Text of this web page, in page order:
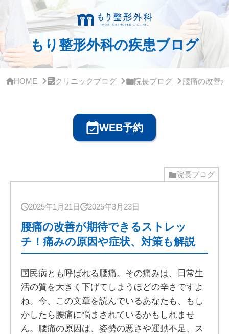
バ
ー・
ク
リ
ニ
もり整形外科の疾患ブログ
HOME クリニックブログ 院長ブログ 腰痛の改善
WEB予約
院長ブログ
2025年1月21日 2025年3月23日
腰痛の改善が期待できるストレッ
チ！痛みの原因や症状、対策も解説
国民病とも呼ばれる腰痛。その痛みは、日常生
活の質を大きく下げてしまうほどの辛さですよ
ね。今、この文章を読んでいるあなたも、もし
かしたら腰痛に悩まされているかもしれませ
ん。腰痛の原因は、姿勢の悪さや運動不足、ス